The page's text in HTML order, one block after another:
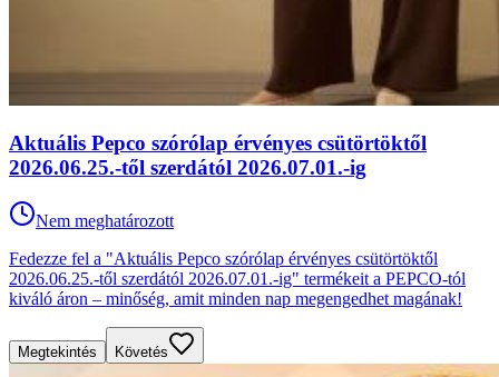
Aktuális Pepco szórólap érvényes csütörtöktől
2026.06.25.-től szerdától 2026.07.01.-ig
Nem meghatározott
Fedezze fel a "Aktuális Pepco szórólap érvényes csütörtöktől
2026.06.25.-től szerdától 2026.07.01.-ig" termékeit a PEPCO-tól
kiváló áron – minőség, amit minden nap megengedhet magának!
Megtekintés Követés